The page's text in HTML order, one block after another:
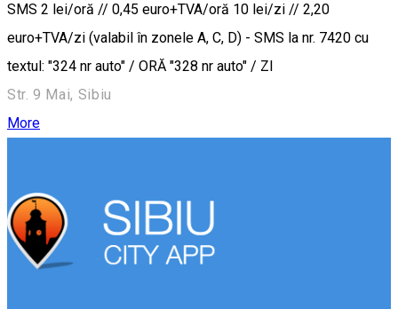
SMS 2 lei/oră // 0,45 euro+TVA/oră 10 lei/zi // 2,20
euro+TVA/zi (valabil în zonele A, C, D) - SMS la nr. 7420 cu
textul: "324 nr auto" / ORĂ "328 nr auto" / ZI
Str. 9 Mai, Sibiu
More